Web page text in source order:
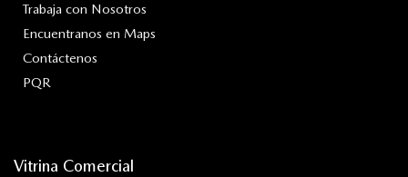
Trabaja con Nosotros
Encuentranos en Maps
Contáctenos
PQR
Vitrina Comercial